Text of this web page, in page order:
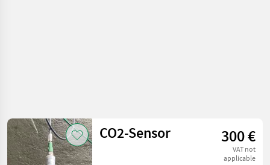
CO2-Sensor 300 €
VAT not
applicable